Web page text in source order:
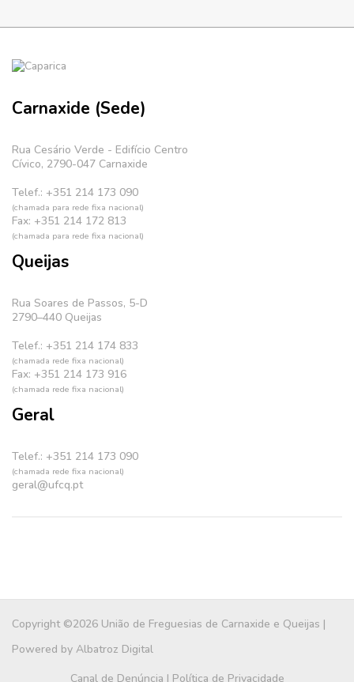
Carnaxide (Sede)
Rua Cesário Verde - Edifício Centro
Cívico, 2790-047 Carnaxide
Telef.: +351 214 173 090
(chamada para rede fixa nacional)
Fax: +351 214 172 813
(chamada para rede fixa nacional)
Queijas
Rua Soares de Passos, 5-D
2790–440 Queijas
Telef.: +351 214 174 833
(chamada rede fixa nacional)
Fax: +351 214 173 916
(chamada rede fixa nacional)
Geral
Telef.: +351 214 173 090
(chamada rede fixa nacional)
geral@ufcq.pt
Copyright ©2026 União de Freguesias de Carnaxide e Queijas |
Powered by Albatroz Digital
Canal de Denúncia | Política de Privacidade